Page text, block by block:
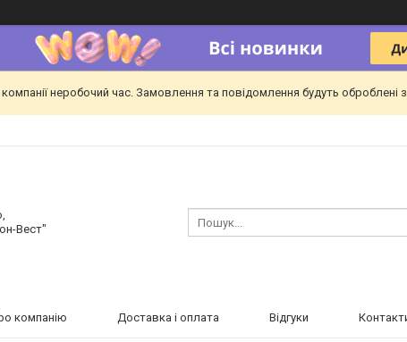
компанії неробочий час. Замовлення та повідомлення будуть
Вест"
компанію Доставка і оплата Відгуки